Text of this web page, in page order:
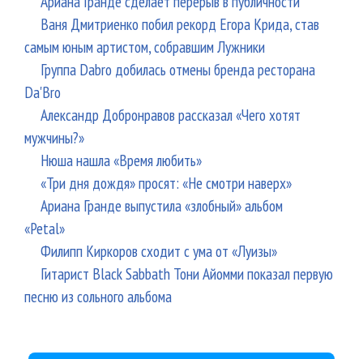
Ваня Дмитриенко побил рекорд Егора Крида, став
самым юным артистом, собравшим Лужники
Группа Dabro добилась отмены бренда ресторана
Da'Bro
Александр Добронравов рассказал «Чего хотят
мужчины?»
Нюша нашла «Время любить»
«Три дня дождя» просят: «Не смотри наверх»
Ариана Гранде выпустила «злобный» альбом
«Petal»
Филипп Киркоров сходит с ума от «Луизы»
Гитарист Black Sabbath Тони Айомми показал первую
песню из сольного альбома